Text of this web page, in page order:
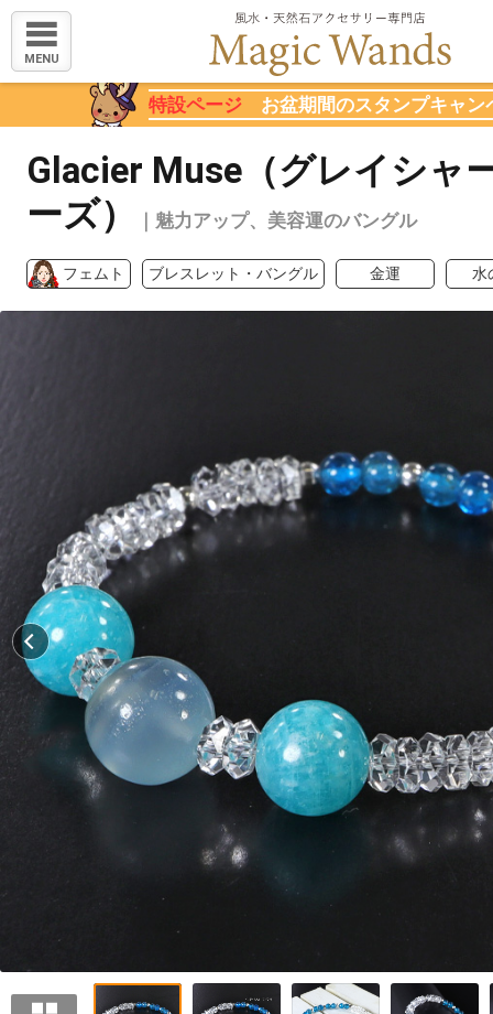
MENU
特設ページ お盆期間のスタンプキャン
Glacier Muse（グレイシャ
ーズ）
｜魅力アップ、美容運のバングル
フェムト ブレスレット・バングル 金運 水